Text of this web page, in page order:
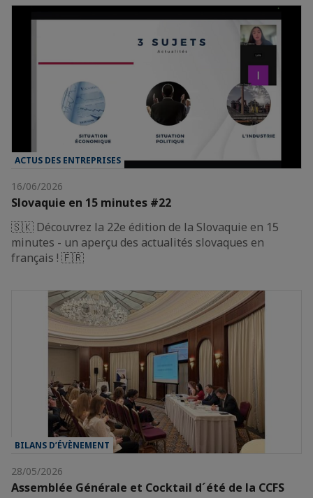
ACTUS DES ENTREPRISES
16/06/2026
Slovaquie en 15 minutes #22
🇸🇰 Découvrez la 22e édition de la Slovaquie en 15
minutes - un aperçu des actualités slovaques en
français ! 🇫🇷
BILANS D’ÉVÈNEMENT
28/05/2026
Assemblée Générale et Cocktail d´été de la CCFS